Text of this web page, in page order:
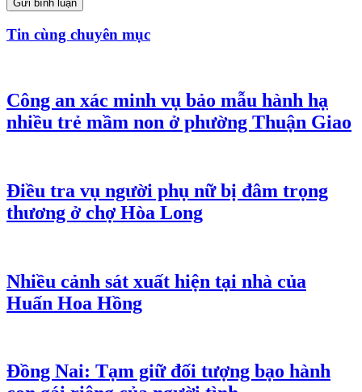
Gửi bình luận
Tin cùng chuyên mục
Công an xác minh vụ bảo mẫu hành hạ
nhiều trẻ mầm non ở phường Thuận Giao
Điều tra vụ người phụ nữ bị đâm trọng
thương ở chợ Hòa Long
Nhiều cảnh sát xuất hiện tại nhà của
Huấn Hoa Hồng
Đồng Nai: Tạm giữ đối tượng bạo hành